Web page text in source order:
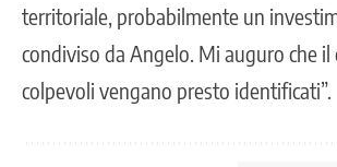
territoriale, probabilmente un
condiviso da Angelo. Mi auguro che il
colpevoli vengano presto identificati”.